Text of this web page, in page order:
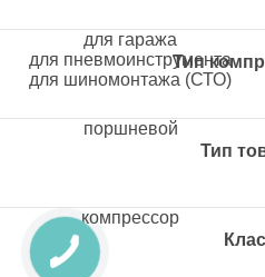
Тип
Тип
для гаража
для пневмоинструмента
для шиномонтажа (СТО)
поршневой
компрессор